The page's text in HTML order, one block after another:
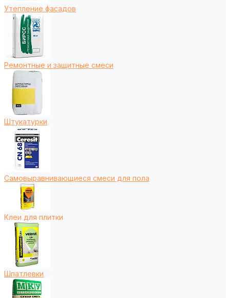
Утепление фасадов
Ремонтные и защитные смеси
Штукатурки
Самовыравнивающиеся смеси для пола
Клеи для плитки
Шпатлевки